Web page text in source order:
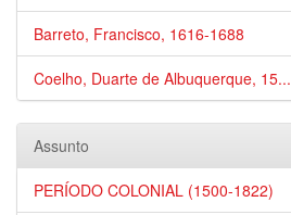
Barreto, Francisco, 1616-1688
Coelho, Duarte de Albuquerque, 15...
Assunto
PERÍODO COLONIAL (1500-1822)